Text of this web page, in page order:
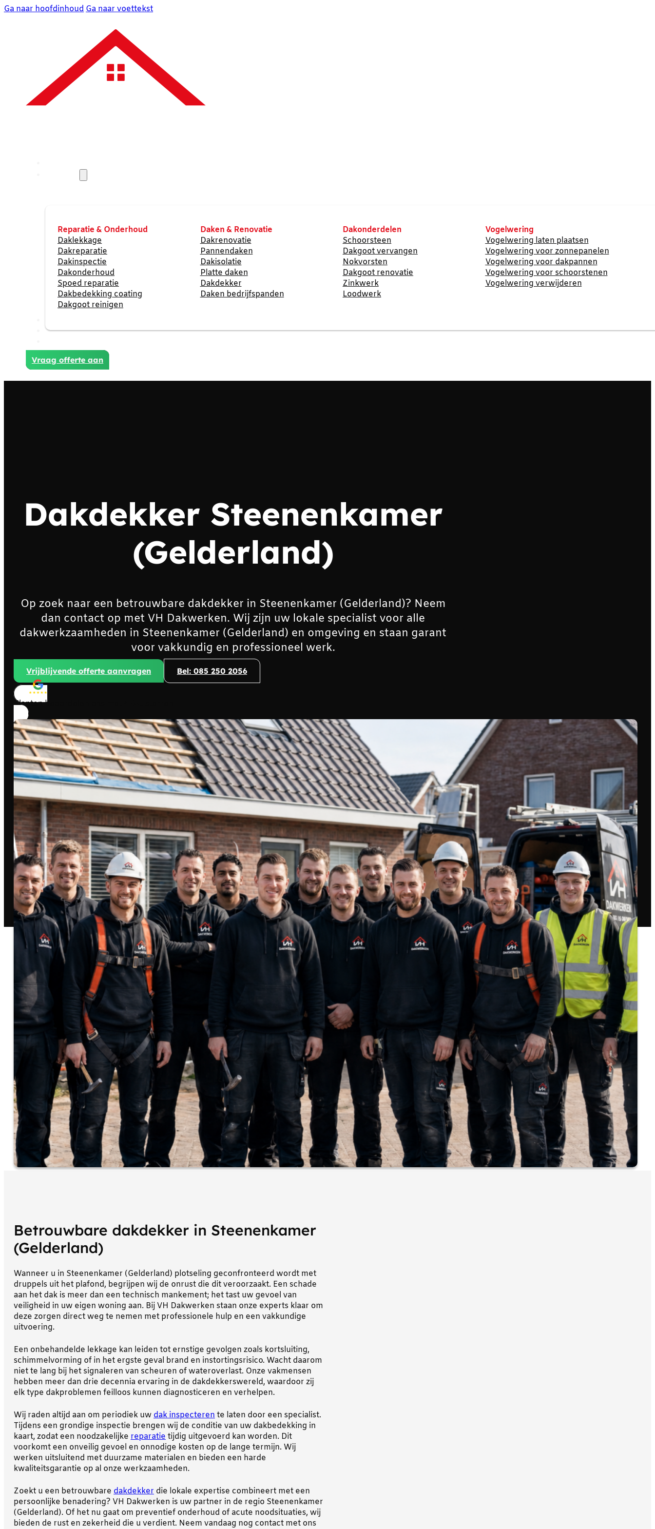
Ga naar hoofdinhoud Ga naar voettekst
Reparatie & Onderhoud
Daklekkage
Dakreparatie
Dakinspectie
Dakonderhoud
Spoed reparatie
Dakbedekking coating
Dakgoot reinigen
Daken & Renovatie
Dakrenovatie
Pannendaken
Dakisolatie
Platte daken
Dakdekker
Daken bedrijfspanden
Dakonderdelen
Schoorsteen
Dakgoot vervangen
Nokvorsten
Dakgoot renovatie
Zinkwerk
Loodwerk
Vogelwering
Vogelwering laten plaatsen
Vogelwering voor zonnepanelen
Vogelwering voor dakpannen
Vogelwering voor schoorstenen
Vogelwering verwijderen
Projecten
Vraag offerte aan
Dakdekker Steenenkamer
(Gelderland)
Op zoek naar een betrouwbare dakdekker in Steenenkamer (Gelderland)? Neem
dan contact op met VH Dakwerken. Wij zijn uw lokale specialist voor alle
dakwerkzaamheden in Steenenkamer (Gelderland) en omgeving en staan garant
voor vakkundig en professioneel werk.
Vrijblijvende offerte aanvragen Bel: 085 250 2056
Klanten beoordelen ons met
Betrouwbare dakdekker in Steenenkamer
(Gelderland)
Wanneer u in Steenenkamer (Gelderland) plotseling geconfronteerd wordt met
druppels uit het plafond, begrijpen wij de onrust die dit veroorzaakt. Een schade
aan het dak is meer dan een technisch mankement; het tast uw gevoel van
veiligheid in uw eigen woning aan. Bij VH Dakwerken staan onze experts klaar om
deze zorgen direct weg te nemen met professionele hulp en een vakkundige
uitvoering.
Een onbehandelde lekkage kan leiden tot ernstige gevolgen zoals kortsluiting,
schimmelvorming of in het ergste geval brand en instortingsrisico. Wacht daarom
niet te lang bij het signaleren van scheuren of wateroverlast. Onze vakmensen
hebben meer dan drie decennia ervaring in de dakdekkerswereld, waardoor zij
elk type dakproblemen feilloos kunnen diagnosticeren en verhelpen.
Wij raden altijd aan om periodiek uwdak inspecterente laten door een specialist.
Tijdens een grondige inspectie brengen wij de conditie van uw dakbedekking in
kaart, zodat een noodzakelijke reparatietijdig uitgevoerd kan worden. Dit
voorkomt een onveilig gevoel en onnodige kosten op de lange termijn. Wij
werken uitsluitend met duurzame materialen en bieden een harde
kwaliteitsgarantie op al onze werkzaamheden.
Zoekt u een betrouwbare dakdekker die lokale expertise combineert met een
persoonlijke benadering? VH Dakwerken is uw partner in de regio Steenenkamer
(Gelderland). Of het nu gaat om preventief onderhoud of acute noodsituaties, wij
bieden de rust en zekerheid die u verdient. Neem vandaag nog contact met ons